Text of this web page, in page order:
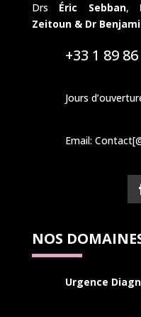
Drs Éric Sebban,
Zeitoun & Dr
+33 1 89
Jours
Email:
NOS
Urgence